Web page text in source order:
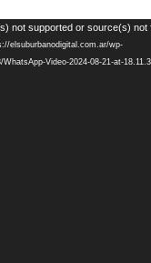
not supported or source(s) not
elsuburbanodigital.com.ar/wp-
Video-2024-08-21-at-